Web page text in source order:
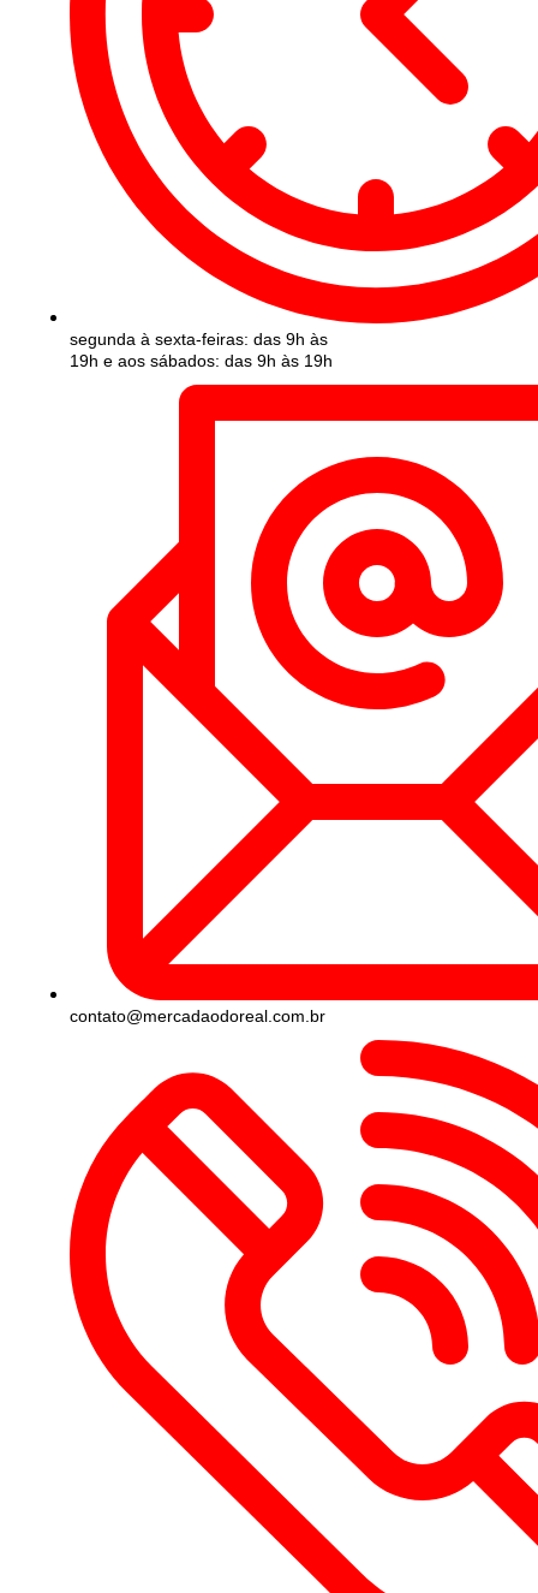
segunda à sexta-feiras: das 9h às
19h e aos sábados: das 9h às 19h
contato@mercadaodoreal.com.br